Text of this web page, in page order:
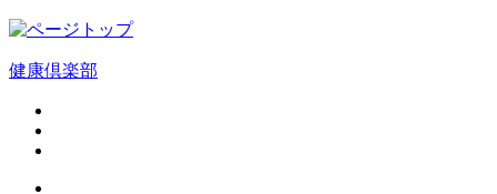
健康倶楽部